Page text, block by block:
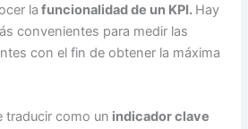
la funcionalidad de un KPI. Hay
convenientes para medir las
con el fin de obtener la máxima
traducir como un indicador clave